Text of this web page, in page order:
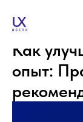
Как
опыт: